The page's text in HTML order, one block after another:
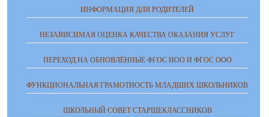
ИНФОРМАЦИЯ ДЛЯ РОДИТЕЛЕЙ
НЕЗАВИСИМАЯ ОЦЕНКА КАЧЕСТВА ОКАЗАНИЯ УСЛУГ
ПЕРЕХОД НА ОБНОВЛЁННЫЕ ФГОС НОО И ФГОС ООО
ФУНКЦИОНАЛЬНАЯ ГРАМОТНОСТЬ МЛАДШИХ ШКОЛЬНИКОВ
ШКОЛЬНЫЙ СОВЕТ СТАРШЕКЛАССНИКОВ